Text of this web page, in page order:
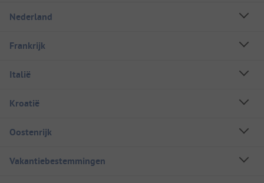
Nederland
Frankrijk
Italië
Kroatië
Oostenrijk
Vakantiebestemmingen